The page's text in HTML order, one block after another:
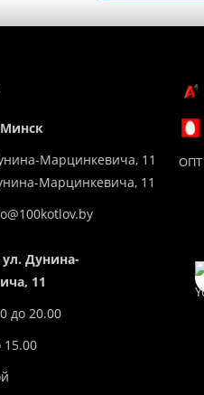
Минск
Марцинкевича, 11
Марцинкевича, 11
Дунина-
11
до 20.00
15.00
ОПТ